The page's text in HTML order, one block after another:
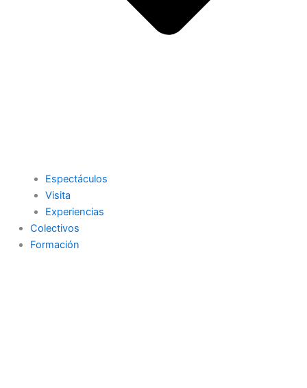
Espectáculos
Visita
Experiencias
Colectivos
Formación